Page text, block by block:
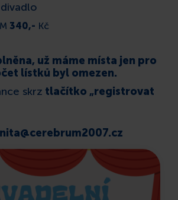
340,- Kč
už máme místa jen pro
lístků byl omezen.
skrz tlačítko „registrovat